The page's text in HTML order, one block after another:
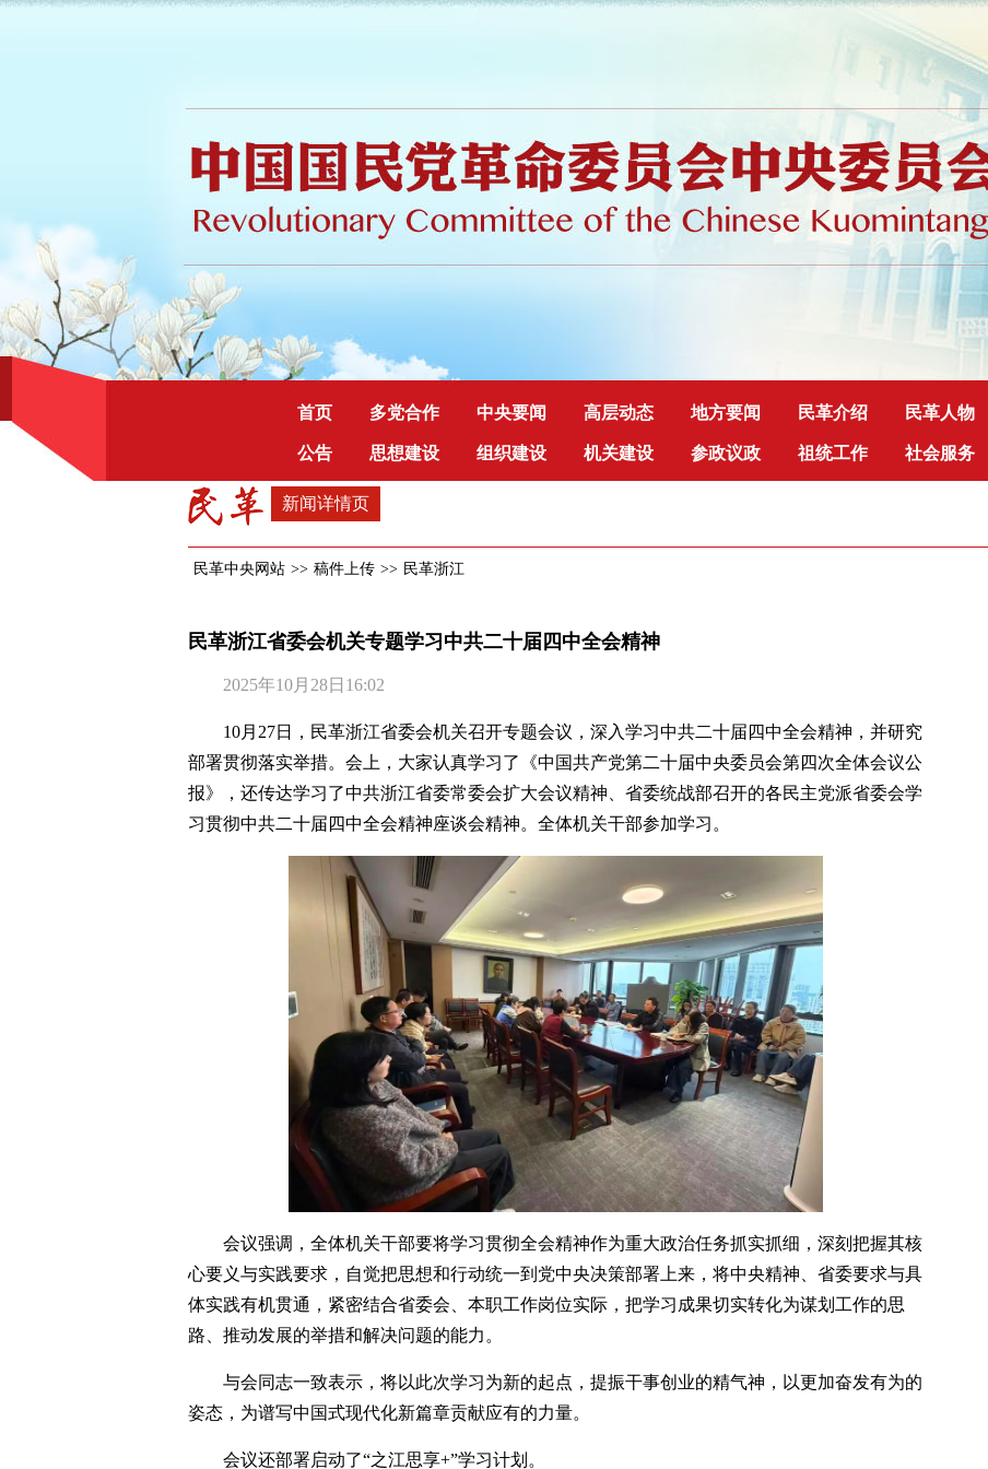
首页 多党合作 中央要闻 高层动态 地方要闻 民革介绍 民革人物
公告 思想建设 组织建设 机关建设 参政议政 祖统工作 社会服务
新闻详情页
民革中央网站 >> 稿件上传 >> 民革浙江
民革浙江省委会机关专题学习中共二十届四中全会精神
2025年10月28日16:02
10月27日，民革浙江省委会机关召开专题会议，深入学习中共二十届四中全会精神，并研究
部署贯彻落实举措。会上，大家认真学习了《中国共产党第二十届中央委员会第四次全体会议公
报》，还传达学习了中共浙江省委常委会扩大会议精神、省委统战部召开的各民主党派省委会学
习贯彻中共二十届四中全会精神座谈会精神。全体机关干部参加学习。
会议强调，全体机关干部要将学习贯彻全会精神作为重大政治任务抓实抓细，深刻把握其核
心要义与实践要求，自觉把思想和行动统一到党中央决策部署上来，将中央精神、省委要求与具
体实践有机贯通，紧密结合省委会、本职工作岗位实际，把学习成果切实转化为谋划工作的思
路、推动发展的举措和解决问题的能力。
与会同志一致表示，将以此次学习为新的起点，提振干事创业的精气神，以更加奋发有为的
姿态，为谱写中国式现代化新篇章贡献应有的力量。
会议还部署启动了“之江思享+”学习计划。